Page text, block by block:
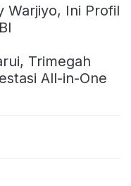
Warjiyo, Ini Profil
Trimegah
All-in-One